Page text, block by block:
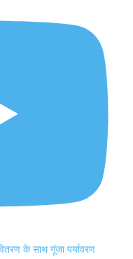
के साथ गूंजा पर्यावरण